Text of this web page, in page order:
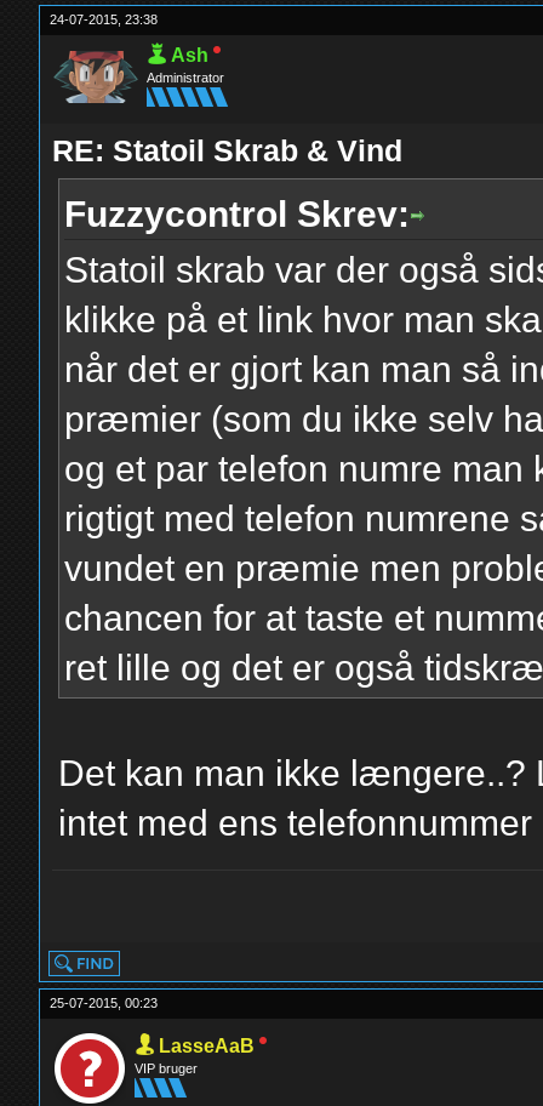
24-07-2015, 23:38
Ash
Administrator
RE: Statoil Skrab & Vind
Fuzzycontrol Skrev:
Statoil skrab var der også
klikke på et link hvor man
når det er gjort kan man så
præmier (som du ikke selv
og et par telefon numre man
rigtigt med telefon numrene
vundet en præmie men
chancen for at taste et
ret lille og det er også
Det kan man ikke længere..?
intet med ens
25-07-2015, 00:23
LasseAaB
VIP bruger